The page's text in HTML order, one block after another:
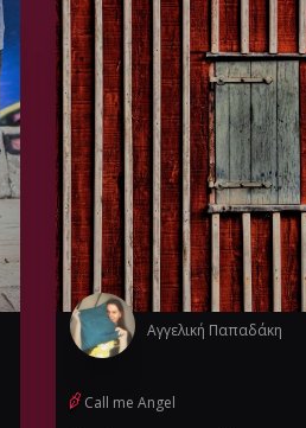
Αγγελική Παπαδάκη
Call me Angel